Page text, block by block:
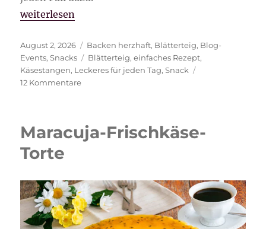
„Einfache Blätterteig-Käsestangen mit
weiterlesen
Veröffentlicht
am
August 2, 2026 Kategorien
Backen herzhaft, Blätterteig, Blog-
Events,Snacks Schlagwörter
Blätterteig,einfaches Rezept,
Käsestangen, Leckeres für jeden Tag,Snack
12 Kommentarezu
mit
Kräuterbutter
Maracuja-Frischkäse-
Torte